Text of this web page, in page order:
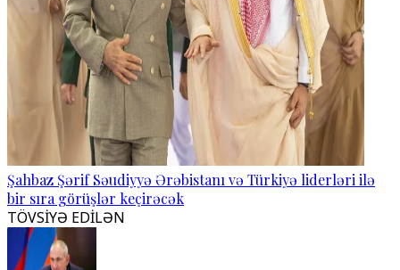
Şahbaz Şərif Səudiyyə Ərəbistanı və Türkiyə liderləri ilə
bir sıra görüşlər keçirəcək
TÖVSİYƏ EDİLƏN